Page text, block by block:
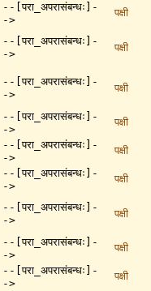
--[परा_अपरासंबन्धः]-
->
पक्षी
--[परा_अपरासंबन्धः]-
->
पक्षी
--[परा_अपरासंबन्धः]-
->
पक्षी
--[परा_अपरासंबन्धः]-
->
पक्षी
--[परा_अपरासंबन्धः]-
->
पक्षी
--[परा_अपरासंबन्धः]-
->
पक्षी
--[परा_अपरासंबन्धः]-
->
पक्षी
--[परा_अपरासंबन्धः]-
->
पक्षी
--[परा_अपरासंबन्धः]-
->
पक्षी